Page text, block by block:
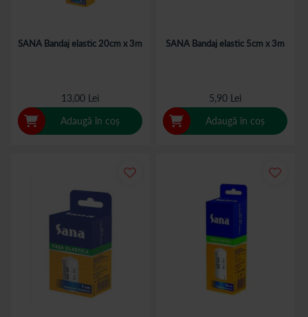
SANA Bandaj elastic 20cm x 3m
13,00 Lei
Adaugă în coș
SANA Bandaj elastic 5cm x 3m
5,90 Lei
Adaugă în coș